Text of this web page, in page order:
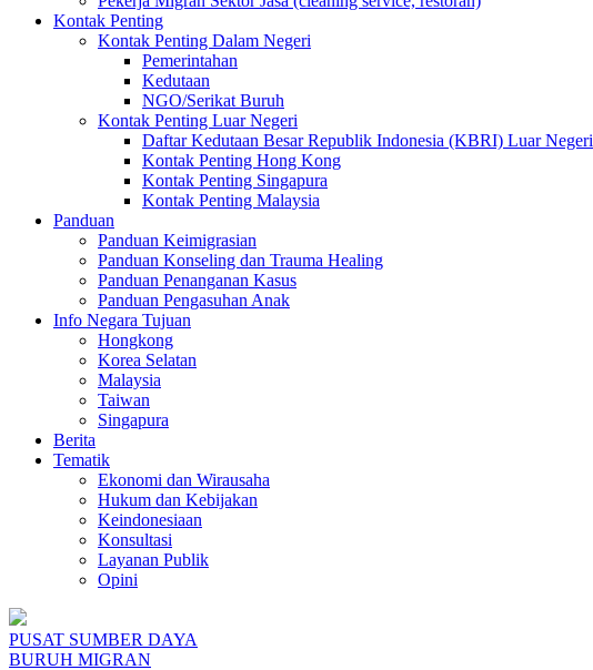
Kontak Penting
Kontak Penting Dalam Negeri
Pemerintahan
Kedutaan
NGO/Serikat Buruh
Kontak Penting Luar Negeri
Daftar Kedutaan Besar Republik Indonesia (KBRI) Luar Negeri
Kontak Penting Hong Kong
Kontak Penting Singapura
Kontak Penting Malaysia
Panduan
Panduan Keimigrasian
Panduan Konseling dan Trauma Healing
Panduan Penanganan Kasus
Panduan Pengasuhan Anak
Info Negara Tujuan
Hongkong
Korea Selatan
Malaysia
Taiwan
Singapura
Berita
Tematik
Ekonomi dan Wirausaha
Hukum dan Kebijakan
Keindonesiaan
Konsultasi
Layanan Publik
Opini
PUSAT SUMBER DAYA
BURUH MIGRAN